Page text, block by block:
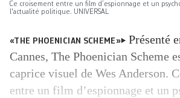
Ce croisement entre un film d’espionnage et un
l'actualité politique. UNIVERSAL
«THE PHOENICIAN SCHEME»
Présenté
Cannes, The Phoenician Scheme
caprice visuel de Wes Anderson.
entre un film d’espionnage et un